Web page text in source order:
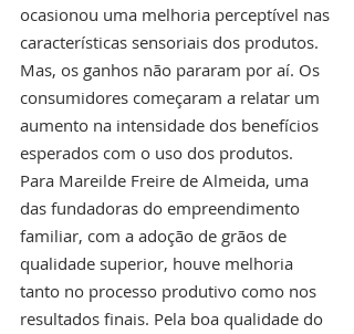
ocasionou uma melhoria perceptível nas
características sensoriais dos produtos.
Mas, os ganhos não pararam por aí. Os
consumidores começaram a relatar um
aumento na intensidade dos benefícios
esperados com o uso dos produtos.
Para Mareilde Freire de Almeida, uma
das fundadoras do empreendimento
familiar, com a adoção de grãos de
qualidade superior, houve melhoria
tanto no processo produtivo como nos
resultados finais. Pela boa qualidade do